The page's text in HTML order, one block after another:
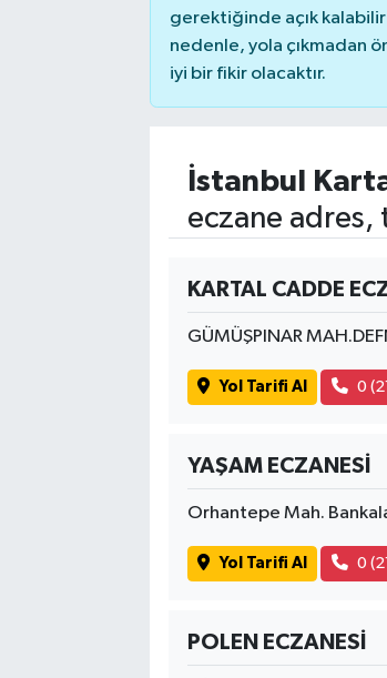
gerektiğinde açık
nedenle, yola çıkmadan
iyi bir fikir olacaktır.
İstanbul
eczane adres,
KARTAL CADDE
GÜMÜŞPINAR
Yol Tarifi Al 0
YAŞAM ECZANESİ
Orhantepe Mah.
Yol Tarifi Al 0
POLEN ECZANESİ